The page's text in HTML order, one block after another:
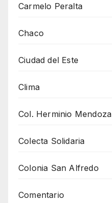
Carmelo Peralta
Chaco
Ciudad del Este
Clima
Col. Herminio Mendoza
Colecta Solidaria
Colonia San Alfredo
Comentario